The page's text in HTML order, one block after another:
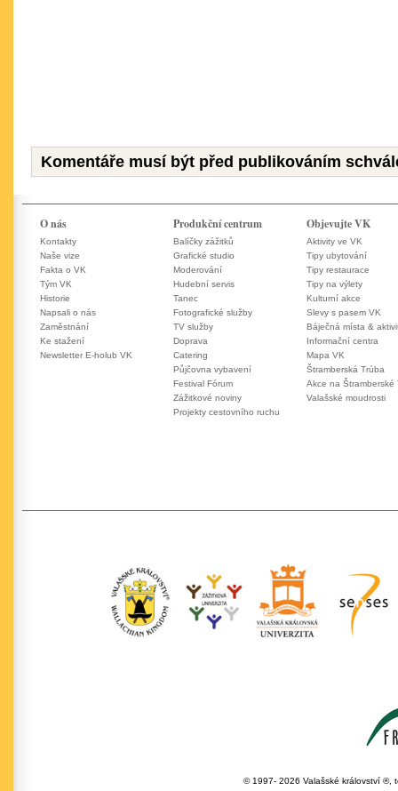
Komentáře musí být před publikováním
O nás
Kontakty
Naše vize
Fakta o VK
Tým VK
Historie
Napsali o nás
Zaměstnání
Ke stažení
Newsletter E-holub VK
Produkční centrum
Balíčky zážitků
Grafické studio
Moderování
Hudební servis
Tanec
Fotografické služby
TV služby
Doprava
Catering
Půjčovna vybavení
Festival Fórum
Zážitkové noviny
Projekty cestovního ruchu
Objevujte VK
Aktivity ve VK
Tipy ubytování
Tipy restaurace
Tipy na výlety
Kulturní akce
Slevy s pasem VK
Báječná místa &
Informační centra
Mapa VK
Štramberská Trúba
Akce na Štramberské
Valašské moudrosti
© 1997- 2026 Valašské království ®,